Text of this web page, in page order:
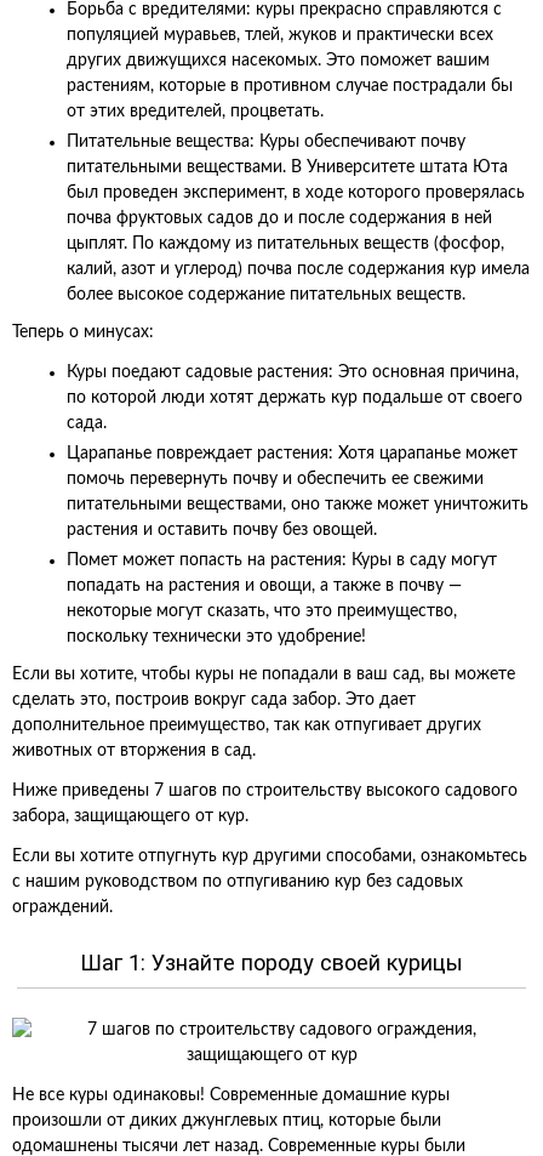
Борьба с вредителями: куры прекрасно справляются с
популяцией муравьев, тлей, жуков и практически всех
других движущихся насекомых. Это поможет вашим
растениям, которые в противном случае пострадали бы
от этих вредителей, процветать.
Питательные вещества: Куры обеспечивают почву
питательными веществами. В Университете штата Юта
был проведен эксперимент, в ходе которого проверялась
почва фруктовых садов до и после содержания в ней
цыплят. По каждому из питательных веществ (фосфор,
калий, азот и углерод) почва после содержания кур имела
более высокое содержание питательных веществ.
Теперь о минусах:
Куры поедают садовые растения: Это основная причина,
по которой люди хотят держать кур подальше от своего
сада.
Царапанье повреждает растения: Хотя царапанье может
помочь перевернуть почву и обеспечить ее свежими
питательными веществами, оно также может уничтожить
растения и оставить почву без овощей.
Помет может попасть на растения: Куры в саду могут
попадать на растения и овощи, а также в почву —
некоторые могут сказать, что это преимущество,
поскольку технически это удобрение!
Если вы хотите, чтобы куры не попадали в ваш сад, вы можете
сделать это, построив вокруг сада забор. Это дает
дополнительное преимущество, так как отпугивает других
животных от вторжения в сад.
Ниже приведены 7 шагов по строительству высокого садового
забора, защищающего от кур.
Если вы хотите отпугнуть кур другими способами, ознакомьтесь
с нашим руководством по отпугиванию кур без садовых
ограждений.
Шаг 1: Узнайте породу своей курицы
Не все куры одинаковы! Современные домашние куры
произошли от диких джунглевых птиц, которые были
одомашнены тысячи лет назад. Современные куры были